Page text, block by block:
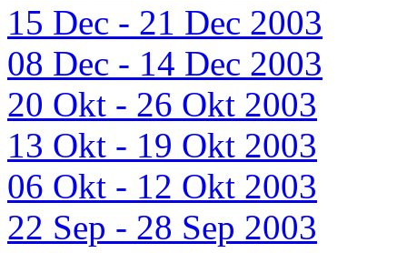
15 Dec - 21 Dec 2003
08 Dec - 14 Dec 2003
20 Okt - 26 Okt 2003
13 Okt - 19 Okt 2003
06 Okt - 12 Okt 2003
22 Sep - 28 Sep 2003